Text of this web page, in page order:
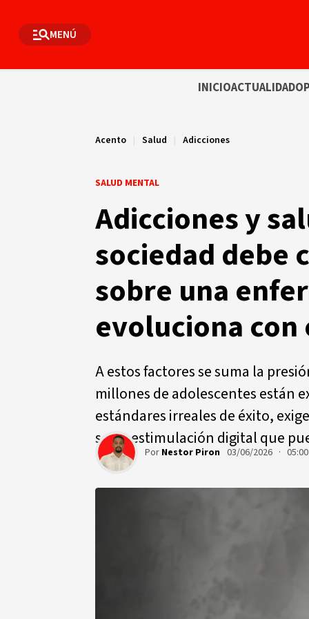
MENÚ
INICIOACTUALIDAD
Acento | Salud | Adicciones
SALUD MENTAL
Adicciones y
sociedad debe
sobre una
evoluciona
A estos factores se suma la
millones de adolescentes están
estándares irreales de éxito,
sobreestimulación digital que
Por Nestor Piron 03/06/2026 · 05:00